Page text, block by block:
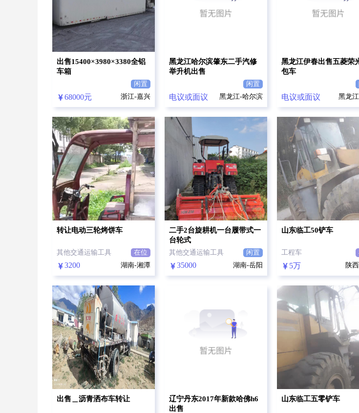
出售15400×3980×3380全铝
车箱
闲置
68000元 浙江-嘉兴
黑龙江哈尔滨肇东二手汽修
举升机出售
闲置
电议或面议 黑龙江-哈尔滨
黑龙江伊春出售五菱荣
包车
电议或面议 黑龙
转让电动三轮烤饼车
其他交通运输工具 在位
3200 湖南-湘潭
二手2台旋耕机一台履带式一
台轮式
其他交通运输工具 闲置
35000 湖南-岳阳
山东临工50铲车
工程车
5万 陕
出售＿沥青洒布车转让
辽宁丹东2017年新款哈佛h6
出售
山东临工五零铲车